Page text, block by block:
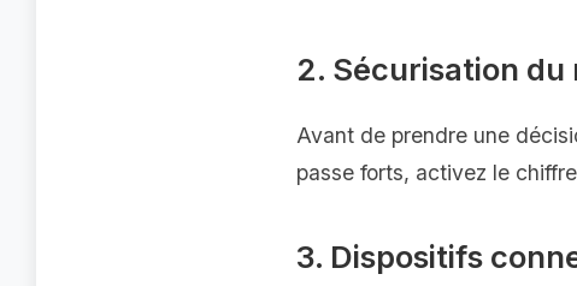
2. Sécurisation du
Avant de prendre une
passe forts, activez le
3. Dispositifs